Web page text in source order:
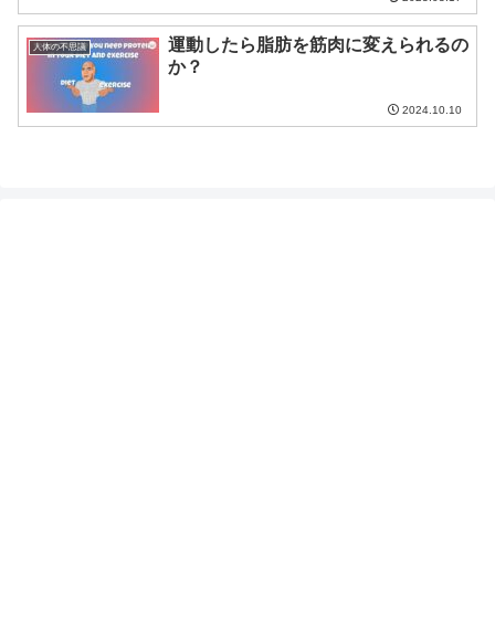
人体の不思議
運動したら脂肪を筋肉に変えられるの
か？
2024.10.10